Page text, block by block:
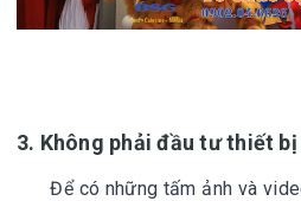
3. Không phải đầu tư thiết
Để có những tấm ảnh và